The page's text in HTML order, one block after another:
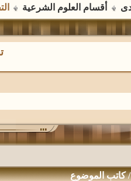
أقسام العلوم الشرعية
كاتب الموضوع